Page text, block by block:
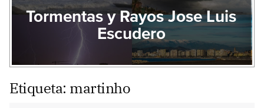
Tormentas y Rayos Jose Luis
Escudero
Etiqueta: martinho